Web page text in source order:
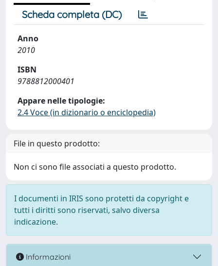
Scheda completa (DC)
Anno
2010
ISBN
9788812000401
Appare nelle tipologie:
2.4 Voce (in dizionario o enciclopedia)
File in questo prodotto:
Non ci sono file associati a questo prodotto.
I documenti in IRIS sono protetti da copyright e
tutti i diritti sono riservati, salvo diversa
indicazione.
Informazioni